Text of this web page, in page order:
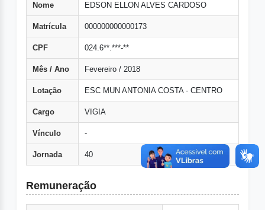
Nome EDSON ELLON ALVES CARDOSO
Matrícula 000000000000173
CPF 024.6**.***-**
Mês / Ano Fevereiro / 2018
Lotação ESC MUN ANTONIA COSTA - CENTRO
Cargo VIGIA
Vínculo -
Jornada 40
Remuneração